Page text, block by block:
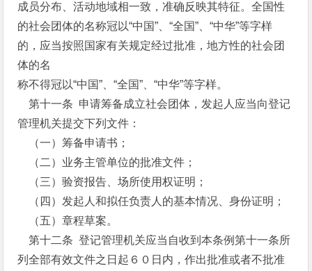
成员分布、活动地域相一致，准确反映其特征。全国性
的社会团体的名称冠以“中国”、“全国”、“中华”等字样
的，应当按照国家有关规定经过批准，地方性的社会团
体的名
称不得冠以“中国”、“全国”、“中华”等字样。
第十一条 申请筹备成立社会团体，发起人应当向登记
管理机关提交下列文件：
（一）筹备申请书；
（二）业务主管单位的批准文件；
（三）验资报告、场所使用权证明；
（四）发起人和拟任负责人的基本情况、身份证明；
（五）章程草案。
第十二条 登记管理机关应当自收到本条例第十一条所
列全部有效文件之日起６０日内，作出批准或者不批准